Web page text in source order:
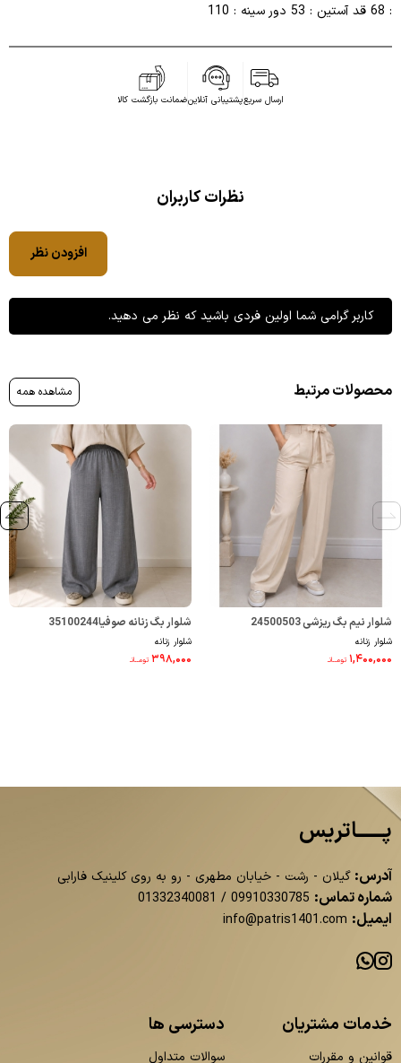
: 68 قد آستین : 53 دور سینه : 110
ارسال سریعپشتیبانی آنلاینضمانت بازگشت کالا
نظرات کاربران
افزودن نظر
کاربر گرامی شما اولین فردی باشید که نظر می دهید.
محصولات مرتبط مشاهده همه
شلوار نیم بگ ریزشی 24500503
شلوار زنانه
۱,۴۰۰,۰۰۰ تومــانـ
شلوار بگ زنانه صوفیا35100244
شلوار زنانه
۳۹۸,۰۰۰ تومــانـ
پــــــاتریس
آدرس: گیلان - رشت - خیابان مطهری - رو به روی کلینیک فارابی
شماره تماس: 09910330785
/
01332340081
ایمیل: info@patris1401.com
خدمات مشتریان
قوانین و مقررات
دسترسی ها
سوالات متداول